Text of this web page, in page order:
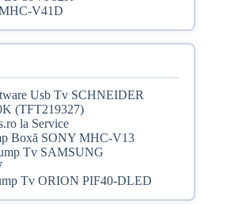
V41D
Usb Tv SCHNEIDER
(TFT219327)
la Service
Boxă SONY MHC-V13
Tv SAMSUNG
Tv ORION PIF40-DLED